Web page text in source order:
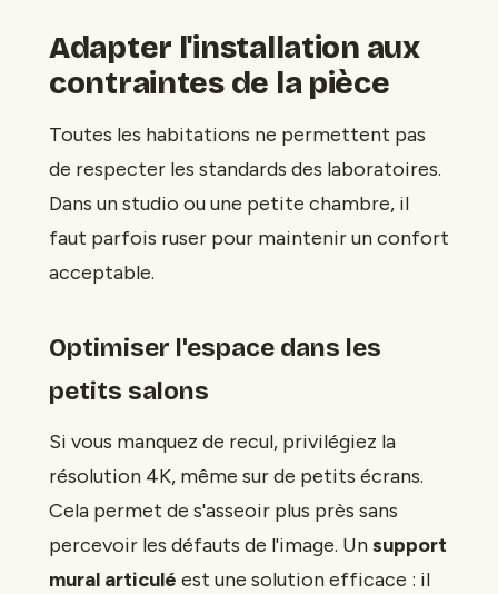
Adapter l'installation aux
contraintes de la pièce
Toutes les habitations ne permettent pas
de respecter les standards des laboratoires.
Dans un studio ou une petite chambre, il
faut parfois ruser pour maintenir un confort
acceptable.
Optimiser l'espace dans les
petits salons
Si vous manquez de recul, privilégiez la
résolution 4K, même sur de petits écrans.
Cela permet de s'asseoir plus près sans
percevoir les défauts de l'image. Unsupport
mural articulé est une solution efficace : il